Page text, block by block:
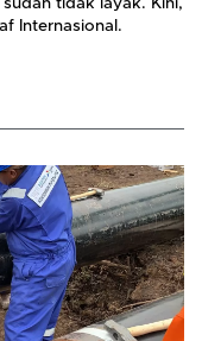
tidak layak. Kini,
Internasional.